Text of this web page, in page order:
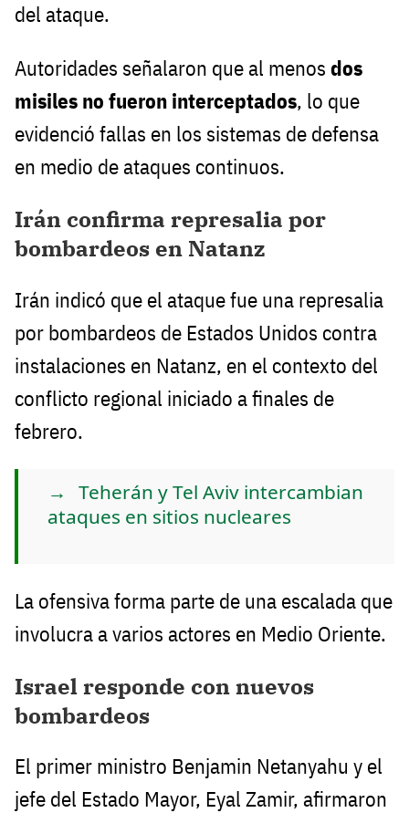
del ataque.
Autoridades señalaron que al menos dos
misiles no fueron interceptados, lo que
evidenció fallas en los sistemas de defensa
en medio de ataques continuos.
Irán confirma represalia por
bombardeos en Natanz
Irán indicó que el ataque fue una represalia
por bombardeos de Estados Unidos contra
instalaciones en Natanz, en el contexto del
conflicto regional iniciado a finales de
febrero.
Teherán y Tel Aviv intercambian
ataques en sitios nucleares
La ofensiva forma parte de una escalada que
involucra a varios actores en Medio Oriente.
Israel responde con nuevos
bombardeos
El primer ministro Benjamin Netanyahu y el
jefe del Estado Mayor, Eyal Zamir, afirmaron